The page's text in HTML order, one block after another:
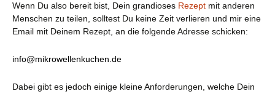
Wenn Du also bereit bist, Dein grandioses Rezept mit anderen
Menschen zu teilen, solltest Du keine Zeit verlieren und mir eine
Email mit Deinem Rezept, an die folgende Adresse schicken:
info@mikrowellenkuchen.de
Dabei gibt es jedoch einige kleine Anforderungen, welche Dein